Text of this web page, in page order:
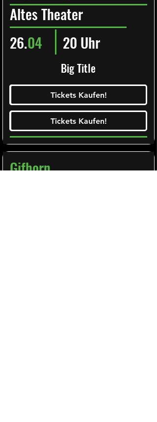
Altes Theater
Big Title
26.04 20 Uhr
Tickets Kaufen!
Ticketalarm abonieren!
Tickets Kaufen!
Tickets Kaufen!
Tickets Kaufen!
Gifhorn